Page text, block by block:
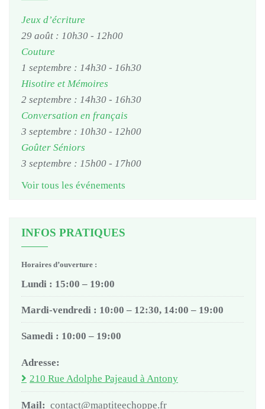
Jeux d’écriture
29 août : 10h30 - 12h00
Couture
1 septembre : 14h30 - 16h30
Hisotire et Mémoires
2 septembre : 14h30 - 16h30
Conversation en français
3 septembre : 10h30 - 12h00
Goûter Séniors
3 septembre : 15h00 - 17h00
Voir tous les événements
INFOS PRATIQUES
Horaires d’ouverture :
Lundi : 15:00 – 19:00
Mardi-vendredi : 10:00 – 12:30, 14:00 – 19:00
Samedi : 10:00 – 19:00
Adresse:
210 Rue Adolphe Pajeaud à Antony
Mail: contact@maptiteechoppe.fr